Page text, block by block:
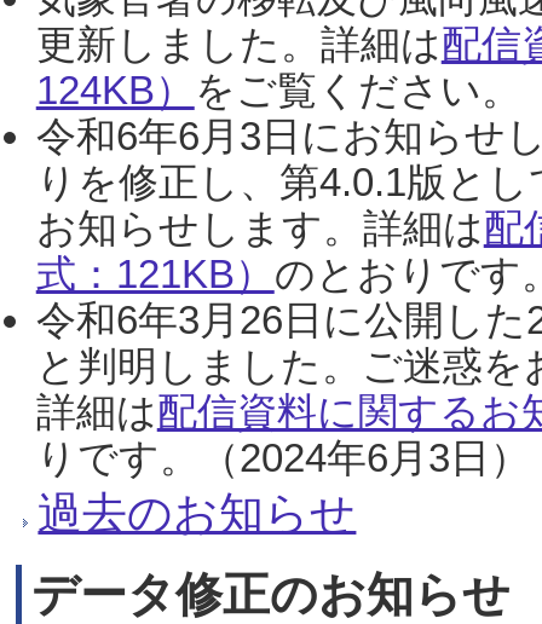
更新しました。詳細は配信
124KB） をご覧ください。
令和6年6月3日にお知らせ
りを修正し、第4.0.1版と
お知らせします。詳細は配
式：121KB） のとおりです
令和6年3月26日に公開し
と判明しました。ご迷惑
詳細は配信資料に関するお
りです。（2024年6月3日）
過去のお知らせ
データ修正のお知らせ